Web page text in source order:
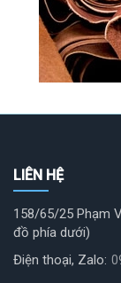
LIÊN HỆ
158/65/25 Phạm
đồ phía dưới)
Điện thoại, Zalo: